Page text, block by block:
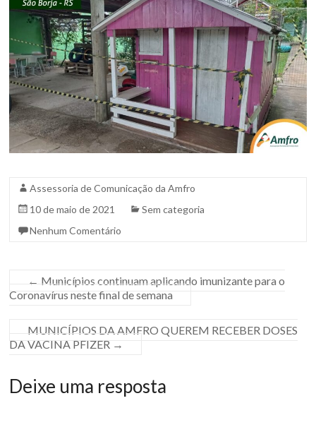
Assessoria de Comunicação da Amfro
10 de maio de 2021
Sem categoria
Nenhum Comentário
← Municípios continuam aplicando imunizante para o
Coronavírus neste final de semana
MUNICÍPIOS DA AMFRO QUEREM RECEBER DOSES
DA VACINA PFIZER →
Deixe uma resposta